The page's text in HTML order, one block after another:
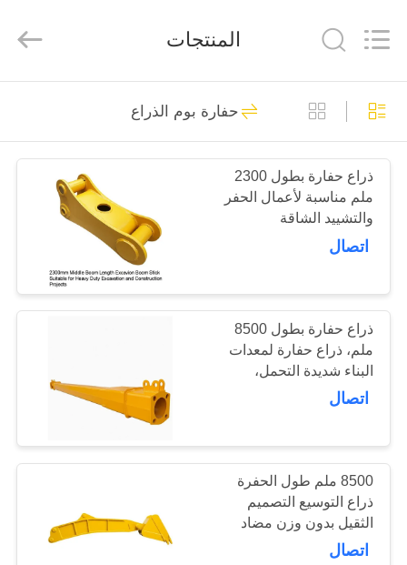
مسكن
منتجات
أشرطة
فيديو
معلومات
جولة
المعمل
مراقبة
الجودة
Co.,
Ltd..
Reserved.
حفارة بوم الذراع
منذ فترة طويلة تصل
إلى ازدهار حفارة
36
حفارة الدوارة تصارع
29
المنتجات
حفارة بوم الذراع
ذراع حفارة بطول 2300
ملم مناسبة لأعمال الحفر
والتشييد الشاقة
اتصال
ذراع حفارة بطول 8500
ملم، ذراع حفارة لمعدات
البناء شديدة التحمل،
اتصال
8500 ملم طول الحفرة
ذراع التوسيع التصميم
الثقيل بدون وزن مضاد
مناسبة لمعدات البناء
اتصال